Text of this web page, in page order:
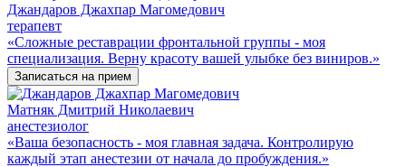
Джандаров Джахпар Магомедович
терапевт
«Сложные реставрации фронтальной группы - моя
специализация. Верну красоту вашей улыбке без виниров.»
Записаться на прием
Матняк Дмитрий Николаевич
анестезиолог
«Ваша безопасность - моя главная задача. Контролирую
каждый этап анестезии от начала до пробуждения.»